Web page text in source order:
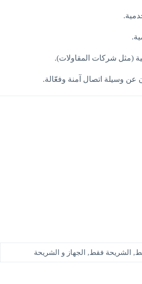
(مثل شركات المقاولات).
عن وسيلة اتصال آمنة وفعّالة.
الشريحة فقط, الجهاز و الشريحة